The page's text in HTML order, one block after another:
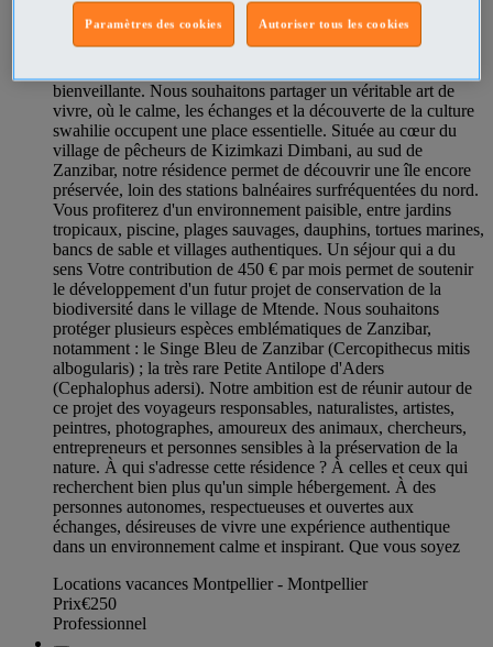
mêmes valeurs de respect, de discrétion et d'amour de la
nature. Nous privilégions les rencontres humaines plutôt que
le tourisme de masse. Ici, chacun est accueilli comme un
bienveillante. Nous souhaitons partager un véritable art de
vivre, où le calme, les échanges et la découverte de la culture
swahilie occupent une place essentielle. Située au cœur du
village de pêcheurs de Kizimkazi Dimbani, au sud de
Zanzibar, notre résidence permet de découvrir une île encore
préservée, loin des stations balnéaires surfréquentées du nord.
Vous profiterez d'un environnement paisible, entre jardins
tropicaux, piscine, plages sauvages, dauphins, tortues marines,
bancs de sable et villages authentiques. Un séjour qui a du
sens Votre contribution de 450 € par mois permet de soutenir
le développement d'un futur projet de conservation de la
biodiversité dans le village de Mtende. Nous souhaitons
protéger plusieurs espèces emblématiques de Zanzibar,
notamment : le Singe Bleu de Zanzibar (Cercopithecus mitis
albogularis) ; la très rare Petite Antilope d'Aders
(Cephalophus adersi). Notre ambition est de réunir autour de
ce projet des voyageurs responsables, naturalistes, artistes,
peintres, photographes, amoureux des animaux, chercheurs,
entrepreneurs et personnes sensibles à la préservation de la
nature. À qui s'adresse cette résidence ? À celles et ceux qui
recherchent bien plus qu'un simple hébergement. À des
personnes autonomes, respectueuses et ouvertes aux
échanges, désireuses de vivre une expérience authentique
dans un environnement calme et inspirant. Que vous soyez
Locations vacances Montpellier - Montpellier
Prix€250
Professionnel
Autoriser tous les cookies
Paramètres des cookies